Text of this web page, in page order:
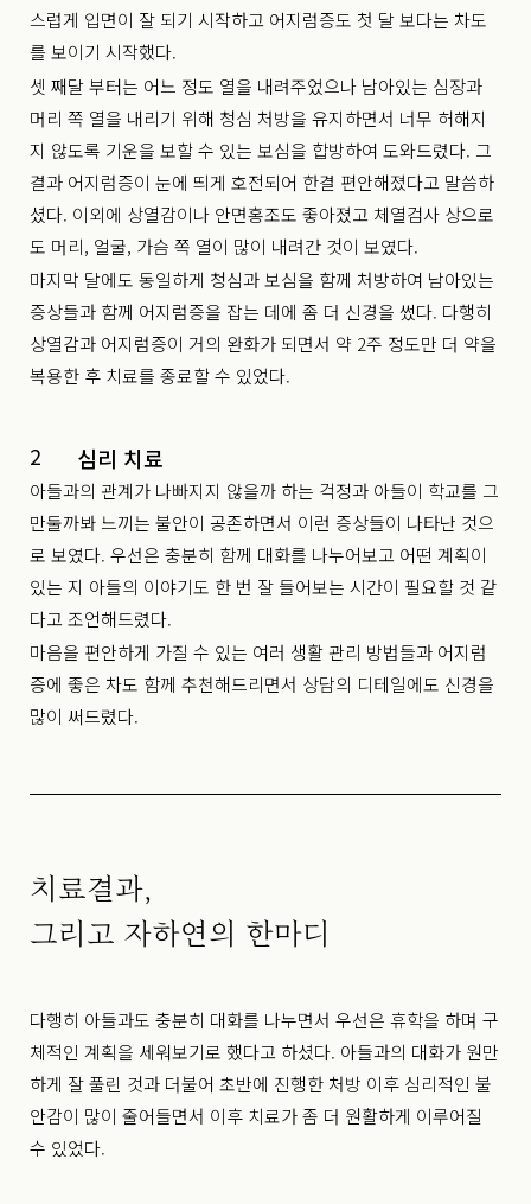
스럽게 입면이 잘 되기 시작하고 어지럼증도 첫 달 보다는 차도
를 보이기 시작했다.
셋 째달 부터는 어느 정도 열을 내려주었으나 남아있는 심장과
머리 쪽 열을 내리기 위해 청심 처방을 유지하면서 너무 허해지
지 않도록 기운을 보할 수 있는 보심을 합방하여 도와드렸다. 그
결과 어지럼증이 눈에 띄게 호전되어 한결 편안해졌다고 말씀하
셨다. 이외에 상열감이나 안면홍조도 좋아졌고 체열검사 상으로
도 머리, 얼굴, 가슴 쪽 열이 많이 내려간 것이 보였다.
마지막 달에도 동일하게 청심과 보심을 함께 처방하여 남아있는
증상들과 함께 어지럼증을 잡는 데에 좀 더 신경을 썼다. 다행히
상열감과 어지럼증이 거의 완화가 되면서 약 2주 정도만 더 약을
복용한 후 치료를 종료할 수 있었다.
2 심리 치료
아들과의 관계가 나빠지지 않을까 하는 걱정과 아들이 학교를 그
만둘까봐 느끼는 불안이 공존하면서 이런 증상들이 나타난 것으
로 보였다. 우선은 충분히 함께 대화를 나누어보고 어떤 계획이
있는 지 아들의 이야기도 한 번 잘 들어보는 시간이 필요할 것 같
다고 조언해드렸다.
마음을 편안하게 가질 수 있는 여러 생활 관리 방법들과 어지럼
증에 좋은 차도 함께 추천해드리면서 상담의 디테일에도 신경을
많이 써드렸다.
치료결과,
그리고 자하연의 한마디
다행히 아들과도 충분히 대화를 나누면서 우선은 휴학을 하며 구
체적인 계획을 세워보기로 했다고 하셨다. 아들과의 대화가 원만
하게 잘 풀린 것과 더불어 초반에 진행한 처방 이후 심리적인 불
안감이 많이 줄어들면서 이후 치료가 좀 더 원활하게 이루어질
수 있었다.